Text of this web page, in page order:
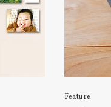
Feature